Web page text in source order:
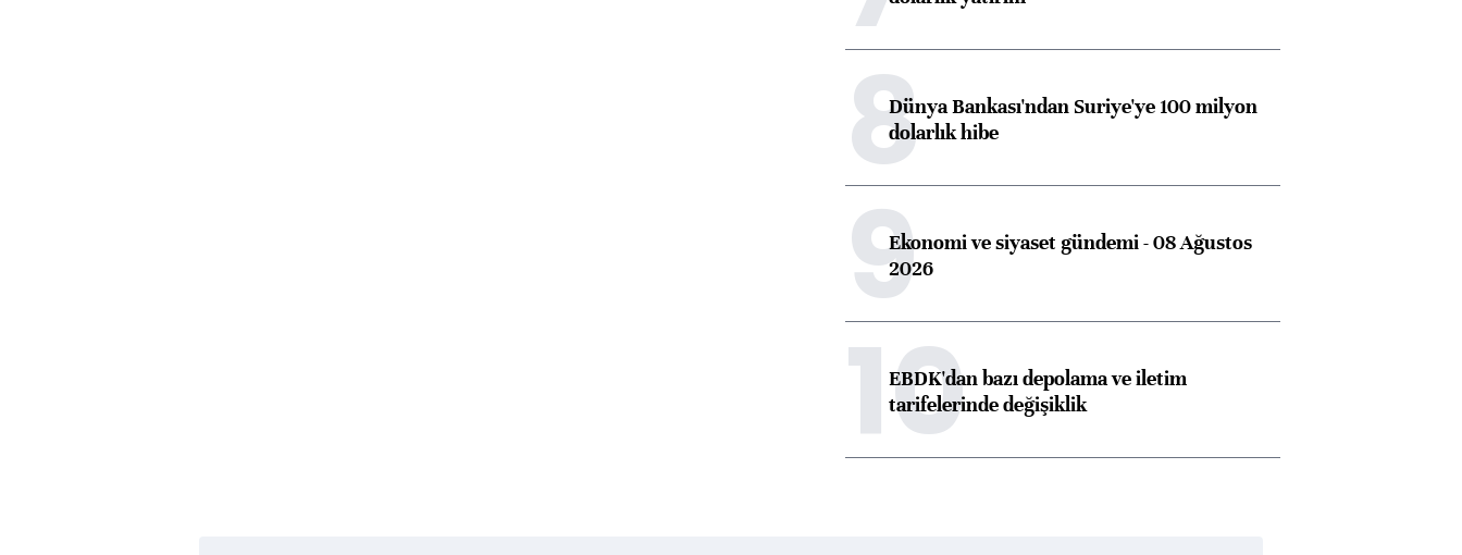
8Dünya Bankası'ndan Suriye'ye 100 milyon
dolarlık hibe
9Ekonomi ve siyaset gündemi - 08 Ağustos
2026
10
EBDK'dan bazı depolama ve iletim
tarifelerinde değişiklik